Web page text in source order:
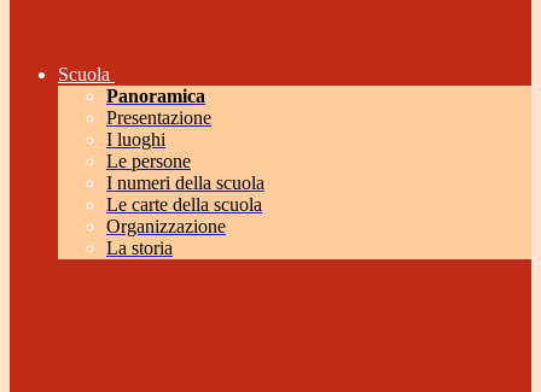
Scuola
Panoramica
Presentazione
I luoghi
Le persone
I numeri della scuola
Le carte della scuola
Organizzazione
La storia